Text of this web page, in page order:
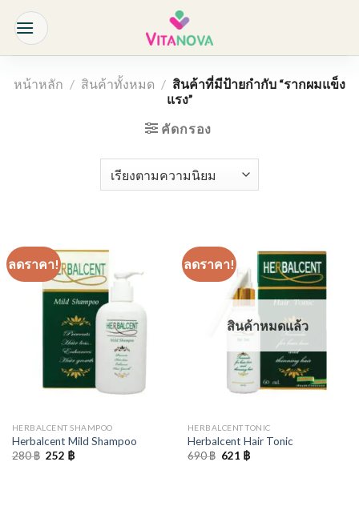
content
หน้าหลัก / สินค้าทั้งหมด / สินค้าที่มีป้ายกำกับ “รากผมแข็ง
แรง”
คัดกรอง
ลดราคา!
HERBALCENT SHAMPOO
Herbalcent Mild Shampoo
280฿ Original
252 ฿Current
ลดราคา!
สินค้าหมดแล้ว
HERBALCENT TONIC
Herbalcent Hair Tonic
690฿ Original
621 ฿Current